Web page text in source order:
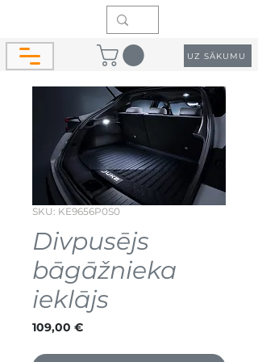
UZ SĀKUMU
SKU: KE9656P0S0
Divpusējs
bāgāžnieka
ieklājs
109,00 €Cena